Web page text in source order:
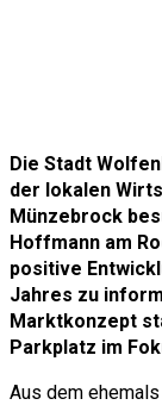
Die Stadt
der lokalen
Münzebrock
Hoffmann am
positive
Jahres zu
Marktkonzept
Parkplatz im
Aus dem